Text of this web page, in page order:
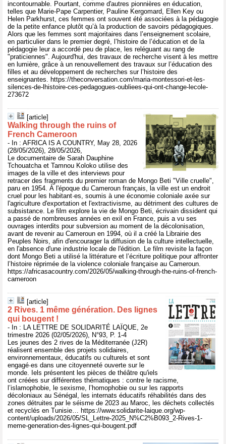
incontournable. Pourtant, comme d'autres pionnières en éducation,
telles que Marie-Pape Carpentier, Pauline Kergomard, Ellen Key ou
Helen Parkhurst, ces femmes ont souvent été associées à la pédagogie
de la petite enfance plutôt qu’à la production de savoirs pédagogiques.
Alors que les femmes sont majoritaires dans l’enseignement scolaire,
en particulier dans le premier degré, l’histoire de l’éducation et de la
pédagogie leur a accordé peu de place, les reléguant au rang de
"praticiennes". Aujourd'hui, des travaux de recherche visent à les mettre
en lumière, grâce à un renouvellement des travaux sur l’éducation des
filles et au développement de recherches sur l’histoire des
enseignantes. https://theconversation.com/maria-montessori-et-les-
silences-de-lhistoire-ces-pedagogues-oubliees-qui-ont-change-lecole-
273672
[article]
Walking through the ruins of
French Cameroon
- In : AFRICA IS A COUNTRY, May 28, 2026
(28/05/2026), 28/05/2026,
Le documentaire de Sarah Dauphine
Tchouatcha et Tamnou Koloko utilise des
images de la ville et des interviews pour
retracer des fragments du premier roman de Mongo Beti "Ville cruelle",
paru en 1954. À l'époque du Cameroun français, la ville est un endroit
cruel pour les habitant·es, soumis à une économie coloniale axée sur
l'agriculture d'exportation et l'extractivisme, au détriment des cultures de
subsistance. Le film explore la vie de Mongo Beti, écrivain dissident qui
a passé de nombreuses années en exil en France, puis a vu ses
ouvrages interdits pour subversion au moment de la décolonisation,
avant de revenir au Cameroun en 1994, où il a créé la Librairie des
Peuples Noirs, afin d'encourager la diffusion de la culture intellectuelle,
en l'absence d'une industrie locale de l'édition. Le film revisite la façon
dont Mongo Beti a utilisé la littérature et l’écriture politique pour affronter
l’histoire réprimée de la violence coloniale française au Cameroun.
https://africasacountry.com/2026/05/walking-through-the-ruins-of-french-
cameroon
[article]
2 Rives. 1 même génération. Des lignes
qui bougent !
- In : LA LETTRE DE SOLIDARITÉ LAÏQUE, 2e
trimestre 2026 (02/05/2026), N°93, P. 1-4
Les jeunes des 2 rives de la Méditerranée (J2R)
réalisent ensemble des projets solidaires,
environnementaux, éducatifs ou culturels et sont
engagé·es dans une citoyenneté ouverte sur le
monde. Iels présentent les pièces de théâtre qu'iels
ont créées sur différentes thématiques : contre le racisme,
l’islamophobie, le sexisme, l’homophobie ou sur les rapports
décoloniaux au Sénégal, les internats éducatifs réhabilités dans des
zones détruites par le séisme de 2023 au Maroc, les déchets collectés
et recyclés en Tunisie… https://www.solidarite-laique.org/wp-
content/uploads/2026/05/SL_Lettre-2025_N%C2%B093_2-Rives-1-
meme-generation-des-lignes-qui-bougent.pdf